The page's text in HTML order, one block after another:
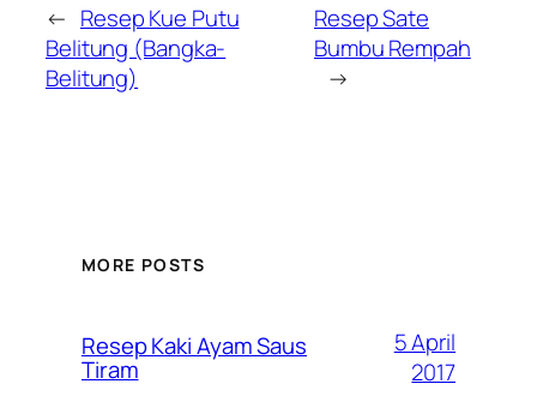
← Resep Kue Putu
Belitung (Bangka-
Belitung)
Resep Sate
Bumbu Rempah
→
MORE POSTS
Resep Kaki Ayam Saus
Tiram
5 April
2017